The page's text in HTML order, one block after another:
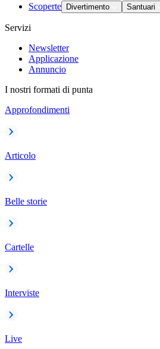
Scoperte Divertimento Santuari
Servizi
Newsletter
Applicazione
Annuncio
I nostri formati di punta
Approfondimenti
Articolo
Belle storie
Cartelle
Interviste
Live